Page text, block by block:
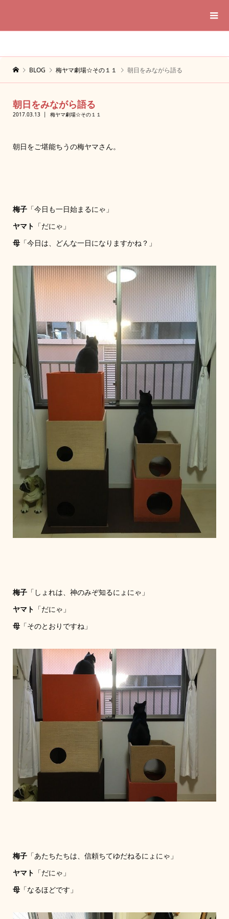
BLOG 梅ヤマ劇場☆その１１ 朝日をみながら語る
朝日をみながら語る
2017.03.13 梅ヤマ劇場☆その１１
朝日をご堪能ちうの梅ヤマさん。
梅子「今日も一日始まるにゃ」
ヤマト 「だにゃ」
母「今日は、どんな一日になりますかね？」
梅子「しょれは、神のみぞ知るにょにゃ」
ヤマト 「だにゃ」
母「そのとおりですね」
梅子「あたちたちは、信頼ちてゆだねるにょにゃ」
ヤマト 「だにゃ」
母「なるほどです」